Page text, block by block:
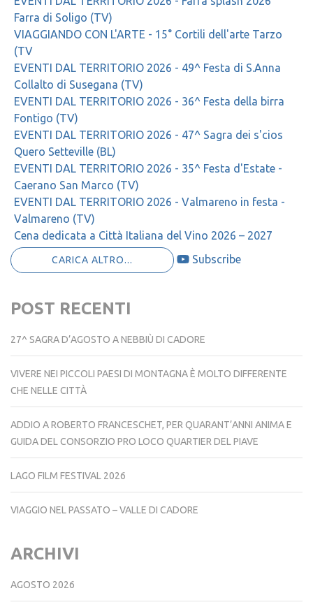
Farra di Soligo (TV)
VIAGGIANDO CON L'ARTE - 15° Cortili dell'arte Tarzo
(TV
EVENTI DAL TERRITORIO 2026 - 49^ Festa di S.Anna
Collalto di Susegana (TV)
EVENTI DAL TERRITORIO 2026 - 36^ Festa della birra
Fontigo (TV)
EVENTI DAL TERRITORIO 2026 - 47^ Sagra dei s'cios
Quero Setteville (BL)
EVENTI DAL TERRITORIO 2026 - 35^ Festa d'Estate -
Caerano San Marco (TV)
EVENTI DAL TERRITORIO 2026 - Valmareno in festa -
Valmareno (TV)
Cena dedicata a Città Italiana del Vino 2026 – 2027
CARICA ALTRO... Subscribe
POST RECENTI
27^ SAGRA D’AGOSTO A NEBBIÙ DI CADORE
VIVERE NEI PICCOLI PAESI DI MONTAGNA È MOLTO DIFFERENTE
CHE NELLE CITTÀ
ADDIO A ROBERTO FRANCESCHET, PER QUARANT’ANNI ANIMA E
GUIDA DEL CONSORZIO PRO LOCO QUARTIER DEL PIAVE
LAGO FILM FESTIVAL 2026
VIAGGIO NEL PASSATO – VALLE DI CADORE
ARCHIVI
AGOSTO 2026